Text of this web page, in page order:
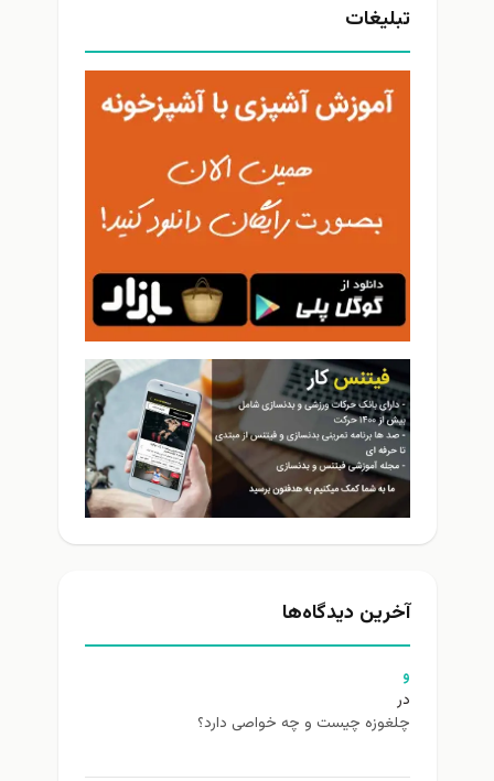
تبلیغات
آخرین دیدگاه‌ها
و
در
چلغوزه چیست و چه خواصی دارد؟